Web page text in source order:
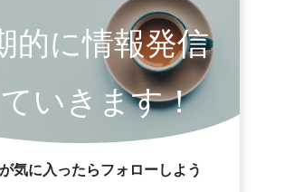
的に情報発信
いきます！
気に入ったらフォローしよう